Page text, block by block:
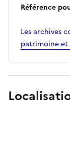
Référence
Les archives
patrimoine